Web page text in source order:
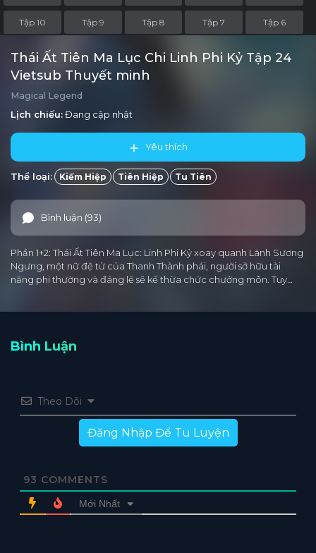
Tập 10 Tập 9 Tập 8 Tập 7 Tập 6
Tập 5 Tập 3 Tập 2
Thái Ất Tiên Ma Lục Chi Linh Phi Kỷ Tập 24
Vietsub Thuyết minh
Magical Legend
Lịch chiếu:Đang cập nhật
Yêu thích
Thể loại: Kiếm Hiệp Tiên Hiệp Tu Tiên
Bình luận (93)
Phần 1+2: Thái Ất Tiên Ma Lục: Linh Phi Kỷ xoay quanh Lãnh Sương
Ngưng, một nữ đệ tử của Thanh Thành phái, người sở hữu tài
năng phi thường và đáng lẽ sẽ kế thừa chức chưởng môn. Tuy…
Bình Luận
Theo Dõi
Đăng Nhập Để Tu Luyện
93 COMMENTS
Mới Nhất